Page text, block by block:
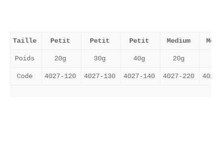
Taille Petit Petit Petit Medium
Poids 20g 30g 40g 20g
Code 4027-120 4027-130 4027-140 4027-220